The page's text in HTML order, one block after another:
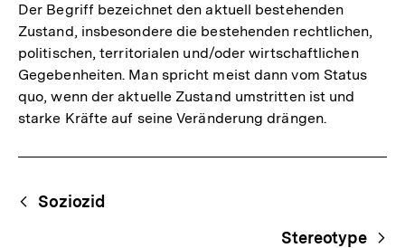
Der Begriff bezeichnet den aktuell bestehenden
Zustand, insbesondere die bestehenden rechtlichen,
politischen, territorialen und/oder wirtschaftlichen
Gegebenheiten. Man spricht meist dann vom Status
quo, wenn der aktuelle Zustand umstritten ist und
starke Kräfte auf seine Veränderung drängen.
Begriffsnavigation
Content-
Navigation
Soziozid
Stereotype